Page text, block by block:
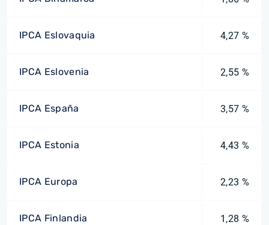
IPCA Eslovaquia 4,27 %
IPCA Eslovenia 2,55 %
IPCA España 3,57 %
IPCA Estonia 4,43 %
IPCA Europa 2,23 %
IPCA Finlandia 1,28 %